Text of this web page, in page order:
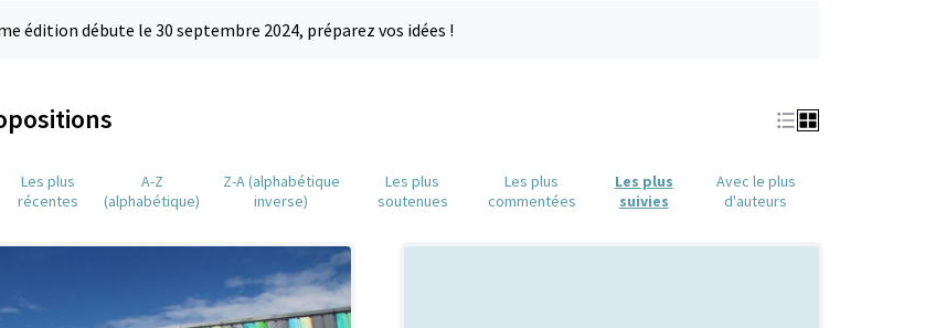
édition débute le 30 septembre 2024, préparez vos idées !
Les plus
récentes
A-Z
(alphabétique)
Z-A (alphabétique
inverse)
Les plus
soutenues
Les plus
commentées
Les plus
suivies
Avec le plus
d'auteurs